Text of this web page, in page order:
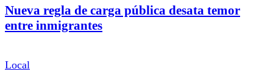
Nueva regla de carga pública desata temor
entre inmigrantes
Local